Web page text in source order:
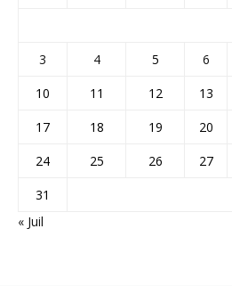
3
4 5 6
10
11 12 13
17
18 19 20
24
25 26 27
31
« Juil